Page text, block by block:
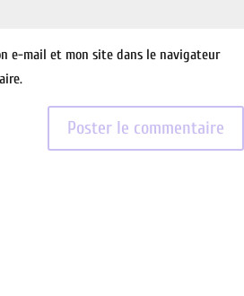
e-mail et mon site dans le navigateur